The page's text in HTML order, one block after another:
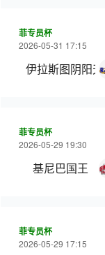
菲专员杯
2026-05-31 17:15
伊拉斯图阴阳天
菲专员杯
2026-05-29 19:30
基尼巴国王
菲专员杯
2026-05-29 17:15